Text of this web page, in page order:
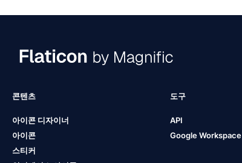
콘텐츠
아이콘 디자이너
아이콘
스티커
도구
API
Google Workspace